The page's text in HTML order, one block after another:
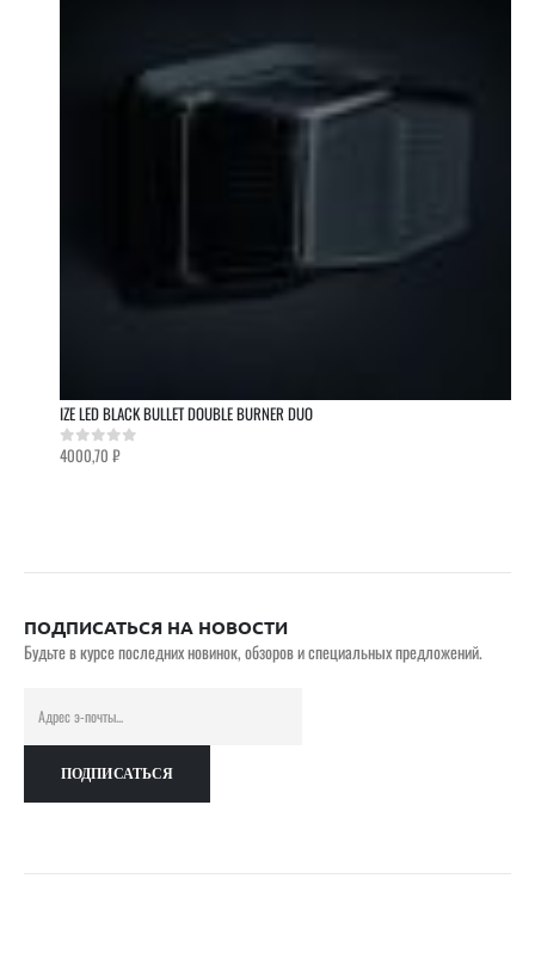
IZE LED BLACK BULLET DOUBLE BURNER DUO
0out of 5
4000,70 ₽
ПОДПИСАТЬСЯ НА НОВОСТИ
Будьте в курсе последних новинок, обзоров и специальных предложений.